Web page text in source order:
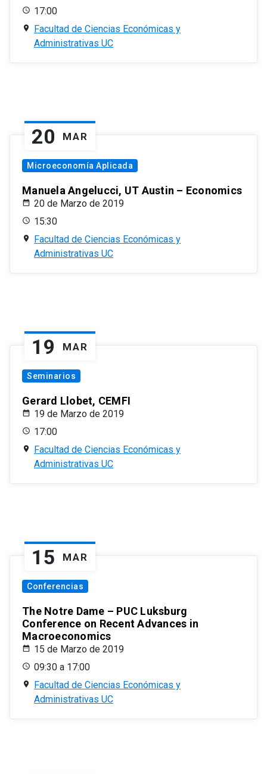
17:00
Facultad de Ciencias Económicas y
Administrativas UC
20 MAR
Microeconomía Aplicada
Manuela Angelucci, UT Austin – Economics
20 de Marzo de 2019
15:30
Facultad de Ciencias Económicas y
Administrativas UC
19 MAR
Seminarios
Gerard Llobet, CEMFI
19 de Marzo de 2019
17:00
Facultad de Ciencias Económicas y
Administrativas UC
15 MAR
Conferencias
The Notre Dame – PUC Luksburg
Conference on Recent Advances in
Macroeconomics
15 de Marzo de 2019
09:30 a 17:00
Facultad de Ciencias Económicas y
Administrativas UC